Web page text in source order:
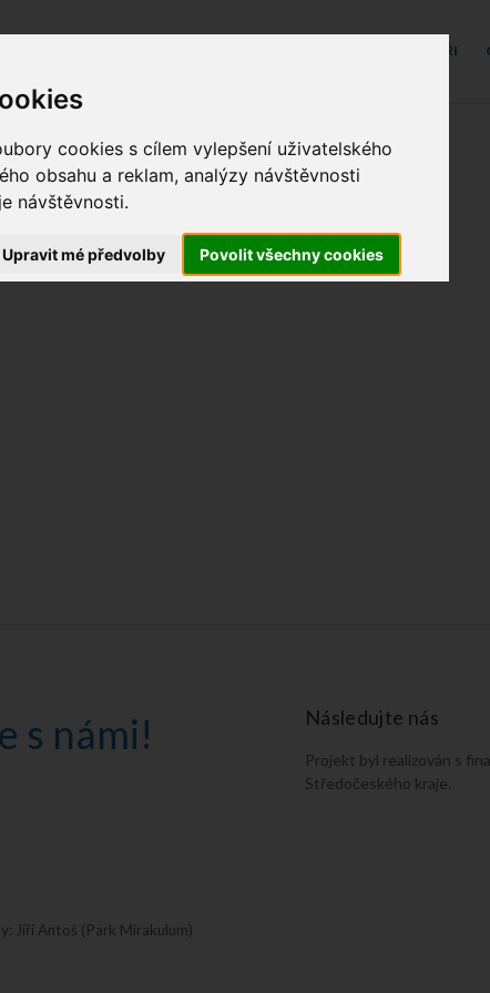
cookies s cílem vylepšení uživatelského
obsahu a reklam, analýzy návštěvnosti
návštěvnosti.
Povolit všechny cookies
Upravit mé předvolby
PARTNEŘI
akce
s námi!
Jiří Antoš (Park Mirakulum)
Následujte nás
Projekt byl realizován s
Středočeského kraje.